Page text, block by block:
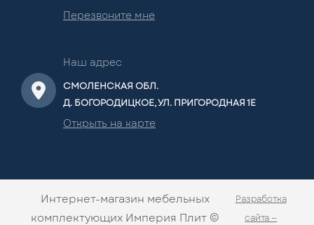
Перезвоните мне
Наш адрес
СМОЛЕНСКАЯ ОБЛ.
Д. БОГОРОДИЦКОЕ, УЛ. ПРИГОРОДНАЯ 1Е
Открыть на карте
Интернет-магазин мебельных
комплектующих Империя Плит ©
Разработка
сайта —